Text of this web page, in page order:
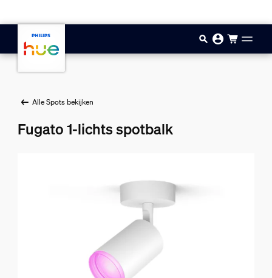
Alle Spots bekijken
Fugato 1-lichts spotbalk